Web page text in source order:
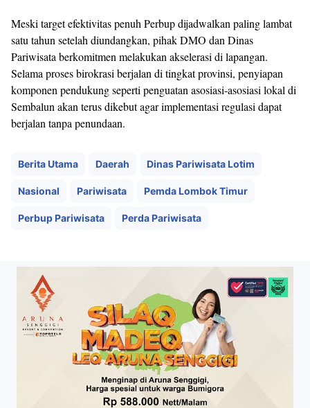
Meski target efektivitas penuh Perbup dijadwalkan paling lambat
satu tahun setelah diundangkan, pihak DMO dan Dinas
Pariwisata berkomitmen melakukan akselerasi di lapangan.
Selama proses birokrasi berjalan di tingkat provinsi, penyiapan
komponen pendukung seperti penguatan asosiasi-asosiasi lokal di
Sembalun akan terus dikebut agar implementasi regulasi dapat
berjalan tanpa penundaan.
Berita Utama Daerah Dinas Pariwisata Lotim
Nasional Pariwisata Pemda Lombok Timur
Perbup Pariwisata Perda Pariwisata